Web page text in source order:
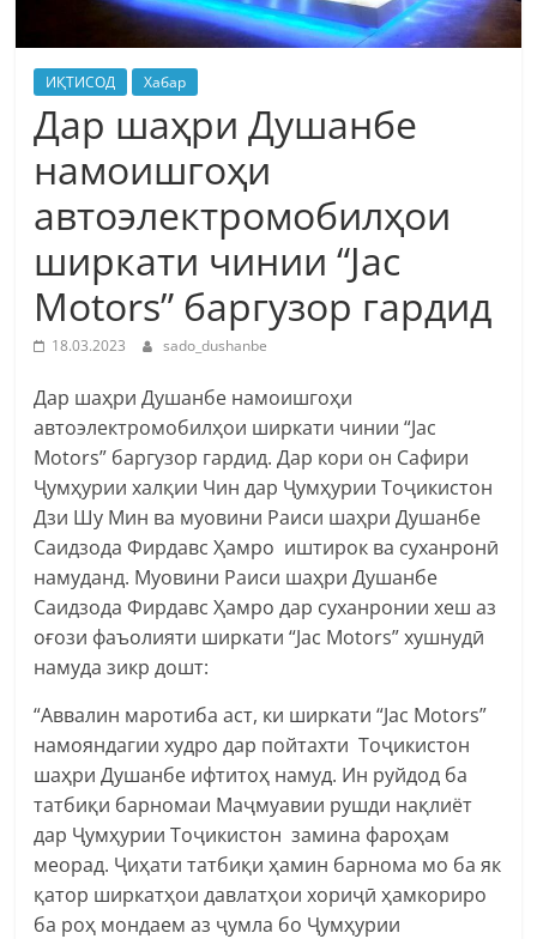
ИҚТИСОД Хабар
Дар шаҳри Душанбе
намоишгоҳи
автоэлектромобилҳои
ширкати чинии “Jac
Motors” баргузор гардид
18.03.2023 sado_dushanbe
Дар шаҳри Душанбе намоишгоҳи
автоэлектромобилҳои ширкати чинии “Jac
Motors” баргузор гардид. Дар кори он Сафири
Ҷумҳурии халқии Чин дар Ҷумҳурии Тоҷикистон
Дзи Шу Мин ва муовини Раиси шаҳри Душанбе
Саидзода Фирдавс Ҳамро иштирок ва суханронӣ
намуданд. Муовини Раиси шаҳри Душанбе
Саидзода Фирдавс Ҳамро дар суханронии хеш аз
оғози фаъолияти ширкати “Jac Motors” хушнудӣ
намуда зикр дошт:
“Аввалин маротиба аст, ки ширкати “Jac Motors”
намояндагии худро дар пойтахти Тоҷикистон
шаҳри Душанбе ифтитоҳ намуд. Ин руйдод ба
татбиқи барномаи Маҷмуавии рушди нақлиёт
дар Ҷумҳурии Тоҷикистон замина фароҳам
меорад. Ҷиҳати татбиқи ҳамин барнома мо ба як
қатор ширкатҳои давлатҳои хориҷӣ ҳамкориро
ба роҳ мондаем аз ҷумла бо Ҷумҳурии